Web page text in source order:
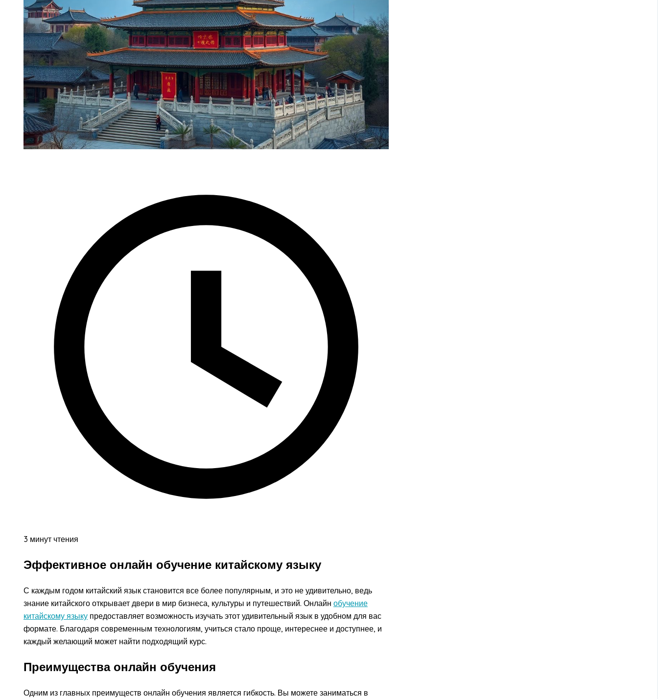
3 минут чтения
Эффективное онлайн обучение китайскому языку
С каждым годом китайский язык становится все более популярным, и это не удивительно, ведь
знание китайского открывает двери в мир бизнеса, культуры и путешествий. Онлайн обучение
китайскому языку предоставляет возможность изучать этот удивительный язык в удобном для вас
формате. Благодаря современным технологиям, учиться стало проще, интереснее и доступнее, и
каждый желающий может найти подходящий курс.
Преимущества онлайн обучения
Одним из главных преимуществ онлайн обучения является гибкость. Вы можете заниматься в